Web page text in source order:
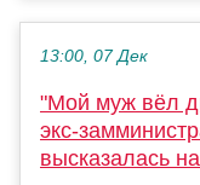
13:00, 07 Дек
"Мой муж вёл
экс-
высказалась